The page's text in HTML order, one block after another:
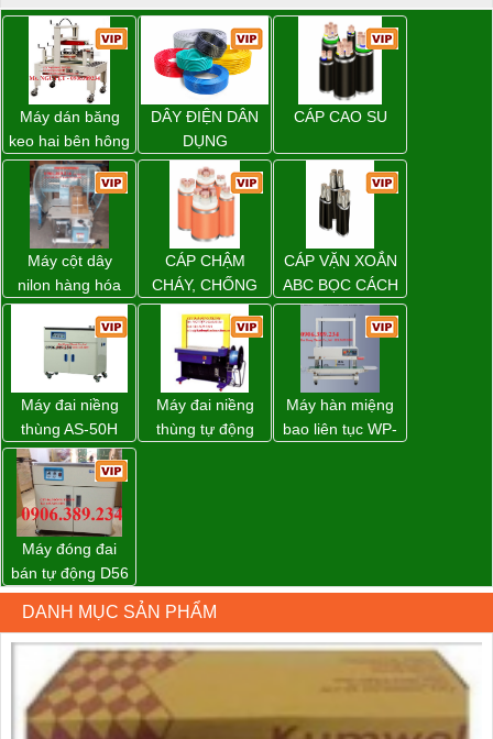
Máy dán băng
keo hai bên hông
thùng carton
WP-5050SA giá
rẻ Miền Nam
DÂY ĐIỆN DÂN
DỤNG
CÁP CAO SU
Máy cột dây
nilon hàng hóa
model CY-100
CÁP CHẬM
CHÁY, CHỐNG
CHÁY
CÁP VẶN XOẮN
ABC BỌC CÁCH
ĐIỆN XLPE
Máy đai niềng
thùng AS-50H
Wellpack
Máy đai niềng
thùng tự động
Máy hàn miệng
bao liên tục WP-
Máy đóng đai
bán tự động D56
Strapack
DANH MỤC SẢN PHẨM